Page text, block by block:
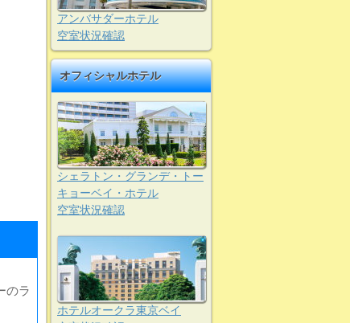
のラ
アンバサダーホテル
空室状況確認
オフィシャルホテル
シェラトン・グランデ・トー
キョーベイ・ホテル
空室状況確認
ホテルオークラ東京ベイ